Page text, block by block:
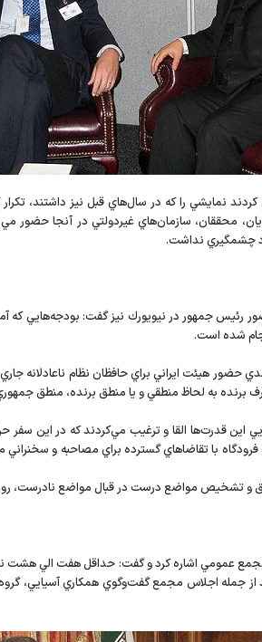
نمايشي را كه در سال‌هاي قبل نيز داشتند،
محققان، سازمان‌هاي غيردولتي در آنجا حضور
چشمگيري نداشت.
جمهور در نيويورك نيز گفت: بودجه‌هايي كه
شده است.
هيئت ايراني براي حافظان نظام ناعادلانه
به لحاظ منطقي و يا منطق برنده، منطق
قدرت‌ها القا و ترغيب مي‌كردند كه در اين سفر
با تقاضاهاي گسترده براي مصاحبه و سخنراني
و تشخيص مواضع درست در قبال مواضع نادرست،
عمومي اشاره كرد و گفت: حداقل هفت الي هشت